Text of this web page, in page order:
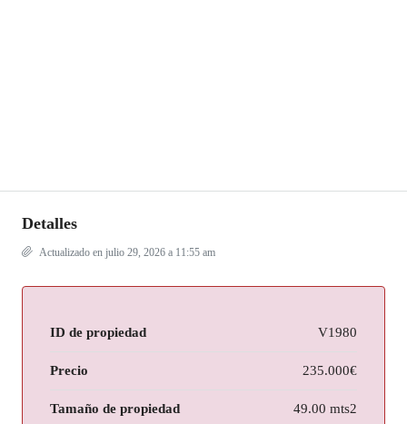
Detalles
Actualizado en julio 29, 2026 a 11:55 am
ID de propiedad V1980
Precio 235.000€
Tamaño de propiedad 49.00 mts2